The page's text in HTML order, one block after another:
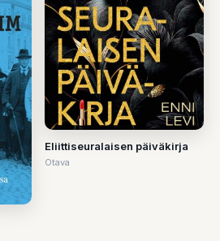
Eliittiseuralaisen päiväkirja
Otava